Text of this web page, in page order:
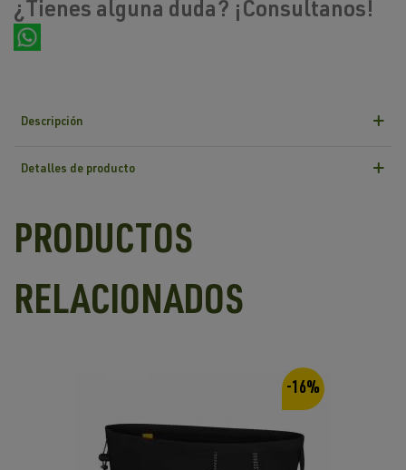
¿Tienes alguna duda? ¡Consultanos!
Descripción
Detalles de producto
PRODUCTOS
RELACIONADOS
-16%